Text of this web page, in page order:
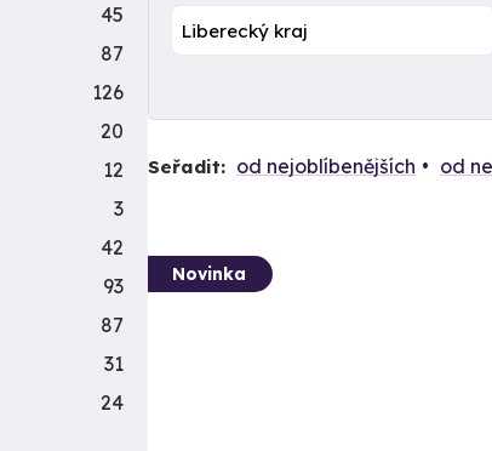
Seřadit: od nejoblíbenějších od
Novinka
45
87
126
20
12
3
42
93
87
31
24